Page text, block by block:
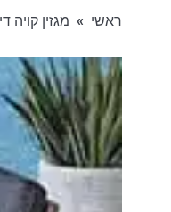
ראשי » מגזין קויה